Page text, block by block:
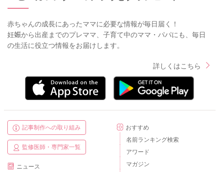
赤ちゃんの成長にあったママに必要な情報が毎日届く！
妊娠から出産までのプレママ、子育て中のママ・パパにも、毎日
の生活に役立つ情報をお届けします。
詳しくはこちら
記事制作への取り組み
監修医師・専門家一覧
ニュース
おすすめ
名前ランキング検索
アワード
マガジン